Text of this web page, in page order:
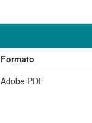
Formato
Adobe PDF